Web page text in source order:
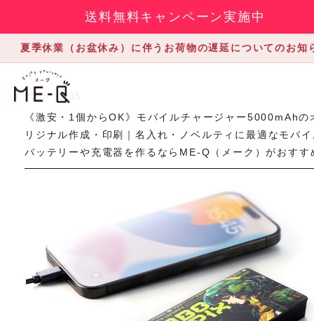
送料無料キャンペーン実施中
夏季休業（お盆休み）に伴うお荷物の遅延についてのお知
2025.11.05
《激安・1個からOK》モバイルチャージャー5000mAhの
リジナル作成・印刷｜名入れ・ノベルティに最適なモバ
バッテリーや充電器を作るならME-Q（メーク）がおすす